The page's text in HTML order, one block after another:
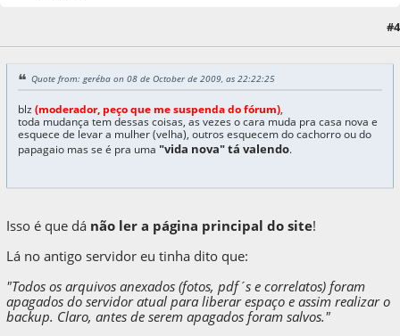
#4
Quote from: geréba on 08 de October de 2009, as 22:22:25
blz (moderador, peço que me suspenda do fórum),
toda mudança tem dessas coisas, as vezes o cara muda pra casa nova e
esquece de levar a mulher (velha), outros esquecem do cachorro ou do
papagaio mas se é pra uma "vida nova"tá valendo.
Isso é que dá não ler a página principal do site!
Lá no antigo servidor eu tinha dito que:
"Todos os arquivos anexados (fotos, pdf´s e correlatos) foram
apagados do servidor atual para liberar espaço e assim realizar o
backup. Claro, antes de serem apagados foram salvos."